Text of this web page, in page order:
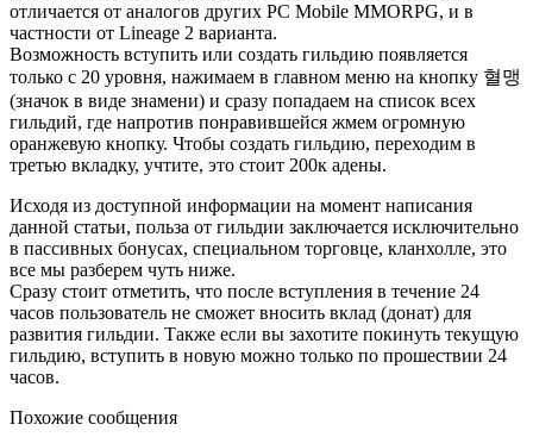
отличается от аналогов других PC Mobile MMORPG, и в
частности от Lineage 2 варианта.
Возможность вступить или создать гильдию появляется
только с 20 уровня, нажимаем в главном меню на кнопку 혈맹
(значок в виде знамени) и сразу попадаем на список всех
гильдий, где напротив понравившейся жмем огромную
оранжевую кнопку. Чтобы создать гильдию, переходим в
третью вкладку, учтите, это стоит 200к адены.
Исходя из доступной информации на момент написания
данной статьи, польза от гильдии заключается исключительно
в пассивных бонусах, специальном торговце, кланхолле, это
все мы разберем чуть ниже.
Сразу стоит отметить, что после вступления в течение 24
часов пользователь не сможет вносить вклад (донат) для
развития гильдии. Также если вы захотите покинуть текущую
гильдию, вступить в новую можно только по прошествии 24
часов.
Похожие сообщения